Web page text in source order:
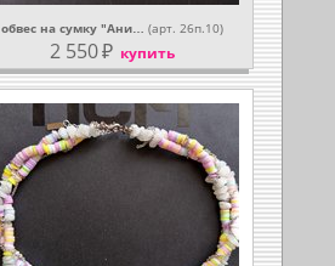
обвес на сумку "Ани… (арт. 26п.10)
2 550₽ купить